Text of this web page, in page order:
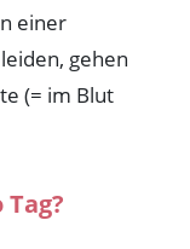
einer
leiden, gehen
(= im Blut